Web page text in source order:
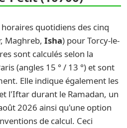
quotidiens des cinq
Maghreb, Isha) pour Torcy-le-
sont calculés selon la
(angles 15 ° / 13 °) et sont
Elle indique également les
et l'Iftar durant le Ramadan, un
2026 ainsi qu'une option
de calcul. Ceci